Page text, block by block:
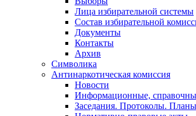
Лица избирательной системы
Состав избирательной
Документы
Контакты
Архив
Символика
Антинаркотическая комиссия
Новости
Информационные,
Заседания. Протоколы.